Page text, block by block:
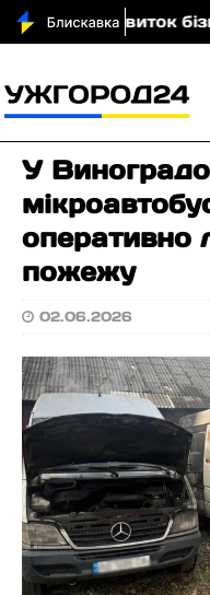
на розвиток
У
оперативно
пожежу
02.06.2026